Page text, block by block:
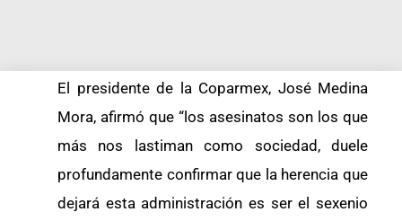
El presidente de la Coparmex, José Medina
Mora, afirmó que “los asesinatos son los que
más nos lastiman como sociedad, duele
profundamente confirmar que la herencia que
dejará esta administración es ser el sexenio